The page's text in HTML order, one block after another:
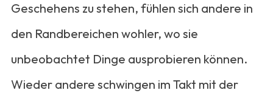
Geschehens zu stehen, fühlen sich andere in
den Randbereichen wohler, wo sie
unbeobachtet Dinge ausprobieren können.
Wieder andere schwingen im Takt mit der